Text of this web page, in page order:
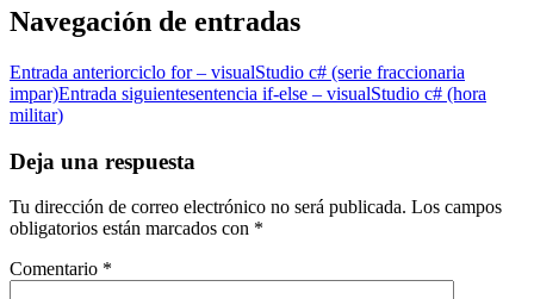
Navegación de entradas
Entrada anteriorciclo for – visualStudio c# (serie fraccionaria
impar)Entrada siguientesentencia if-else – visualStudio c# (hora
militar)
Deja una respuesta
Tu dirección de correo electrónico no será publicada. Los campos
obligatorios están marcados con *
Comentario *